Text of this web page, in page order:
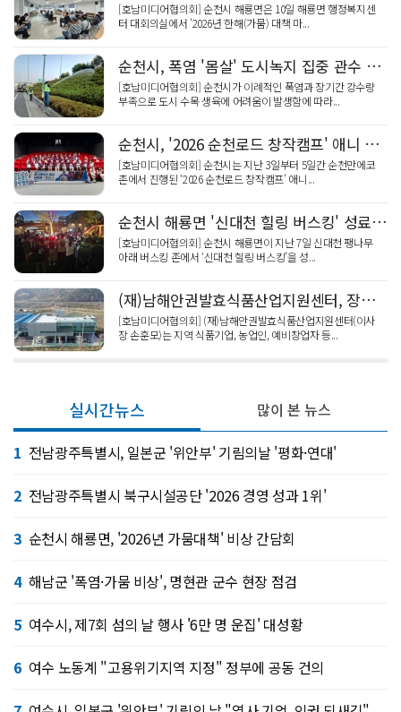
[호남미디어협의회] 순천시 해룡면은 10일 해룡면 행정복지센
터 대회의실에서 '2026년 한해(가뭄) 대책 마...
순천시, 폭염 '몸살' 도시녹지 집중 관수 돌입
[호남미디어협의회] 순천시가 이례적인 폭염과 장기간 강수량
부족으로 도시 수목 생육에 어려움이 발생함에 따라...
순천시, '2026 순천로드 창작캠프' 애니 메이커톤 '성료'
[호남미디어협의회] 순천시는 지난 3일부터 5일간 순천만에코
촌에서 진행된 ‘2026 순천로드 창작캠프’ 애니...
순천시 해룡면 '신대천 힐링 버스킹' 성료…14·28일 계속
[호남미디어협의회] 순천시 해룡면이 지난 7일 신대천 팽나무
아래 버스킹 존에서 ‘신대천 힐링 버스킹’을 성...
(재)남해안권발효식품산업지원센터, 장비 '기업·농가에' 개방 확대
[호남미디어협의회] (재)남해안권발효식품산업지원센터(이사
장 손훈모)는 지역 식품기업, 농업인, 예비창업자 등...
실시간뉴스
1 전남광주특별시, 일본군 '위안부' 기림의날 '평화·연대'
2 전남광주특별시 북구시설공단 '2026 경영 성과 1위'
3 순천시 해룡면, '2026년 가뭄대책' 비상 간담회
4 해남군 '폭염·가뭄 비상', 명현관 군수 현장 점검
5 여수시, 제7회 섬의 날 행사 '6만 명 운집' 대성황
6 여수 노동계 "고용위기지역 지정" 정부에 공동 건의
많이 본 뉴스